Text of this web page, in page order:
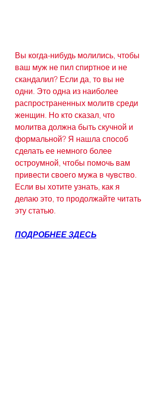
Вы когда-нибудь молились, чтобы
ваш муж не пил спиртное и не
скандалил? Если да, то вы не
одни. Это одна из наиболее
распространенных молитв среди
женщин. Но кто сказал, что
молитва должна быть скучной и
формальной? Я нашла способ
сделать ее немного более
остроумной, чтобы помочь вам
привести своего мужа в чувство.
Если вы хотите узнать, как я
делаю это, то продолжайте читать
эту статью.
ПОДРОБНЕЕ ЗДЕСЬ